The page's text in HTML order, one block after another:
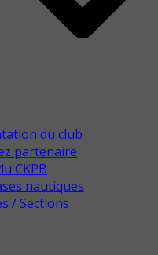
du club
partenaire
CKPB
nautiques
/ Sections